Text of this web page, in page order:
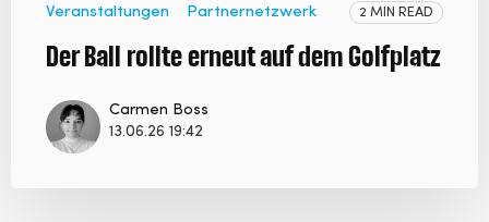
Veranstaltungen Partnernetzwerk 2 MIN READ
Der Ball rollte erneut auf dem Golfplatz
Carmen Boss
13.06.26 19:42